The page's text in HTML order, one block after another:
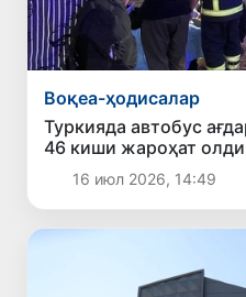
Воқеа-ҳодисалар
Туркияда автобус
46 киши жароҳат олди
16 июл 2026, 14:49